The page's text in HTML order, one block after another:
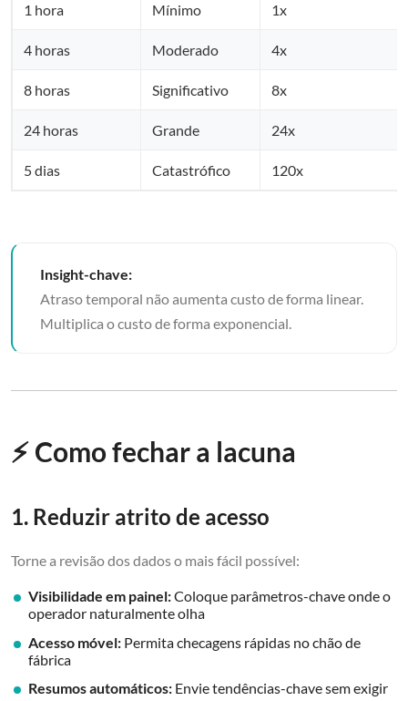
1 hora Mínimo 1x
4 horas Moderado 4x
8 horas Significativo 8x
24 horas Grande 24x
5 dias Catastrófico 120x
Insight-chave:
Atraso temporal não aumenta custo de forma linear.
Multiplica o custo de forma exponencial.
⚡ Como fechar a lacuna
1. Reduzir atrito de acesso
Torne a revisão dos dados o mais fácil possível:
Visibilidade em painel:Coloque parâmetros-chave onde o
operador naturalmente olha
Acesso móvel: Permita checagens rápidas no chão de
fábrica
Resumos automáticos: Envie tendências-chave sem exigir